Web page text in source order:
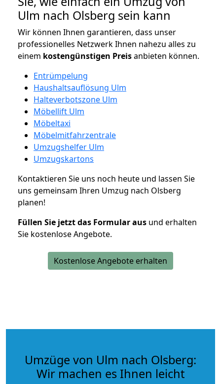
Ulm nach Olsberg sein kann
Wir können Ihnen garantieren, dass unser
professionelles Netzwerk Ihnen nahezu alles zu
einem kostengünstigen Preisanbieten können.
Entrümpelung
Haushaltsauflösung Ulm
Halteverbotszone Ulm
Möbellift Ulm
Möbeltaxi
Möbelmitfahrzentrale
Umzugshelfer Ulm
Umzugskartons
Kontaktieren Sie uns noch heute und lassen Sie
uns gemeinsam Ihren Umzug nach Olsberg
planen!
Füllen Sie jetzt das Formular aus und erhalten
Sie kostenlose Angebote.
Kostenlose Angebote erhalten
Umzüge von Ulm nach Olsberg:
Wir machen es Ihnen leicht